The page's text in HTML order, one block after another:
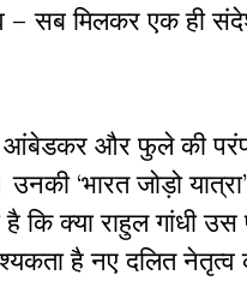
– सब मिलकर एक ही
आंबेडकर और फुले की
‘भारत जोड़ो
क्या राहुल गांधी उस
है नए दलित नेतृत्व